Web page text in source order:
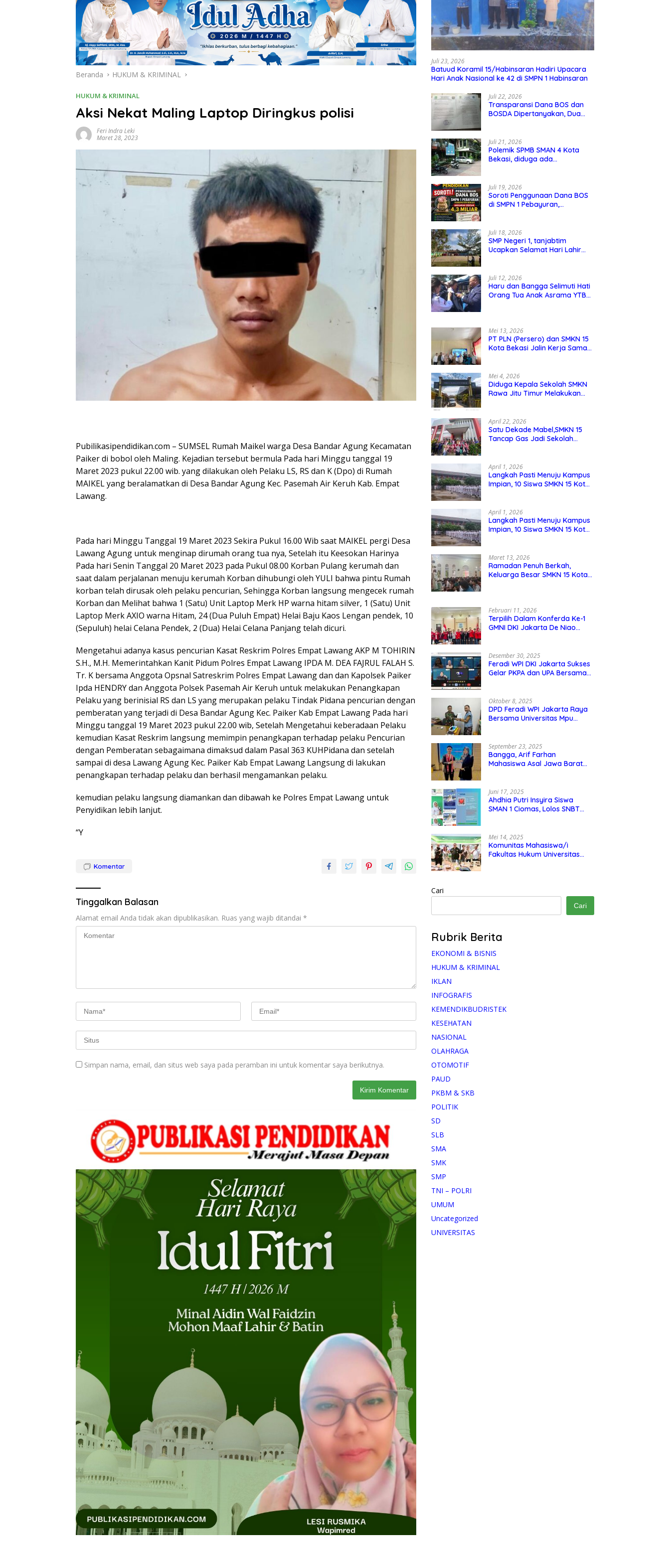
Beranda HUKUM & KRIMINAL
HUKUM & KRIMINAL
Aksi Nekat Maling Laptop Diringkus polisi
Feri Indra Leki
Maret 28, 2023
Pubilikasipendidikan.com – SUMSEL Rumah Maikel warga Desa Bandar Agung Kecamatan
Paiker di bobol oleh Maling. Kejadian tersebut bermula Pada hari Minggu tanggal 19
Maret 2023 pukul 22.00 wib. yang dilakukan oleh Pelaku LS, RS dan K (Dpo) di Rumah
MAIKEL yang beralamatkan di Desa Bandar Agung Kec. Pasemah Air Keruh Kab. Empat
Lawang.
Pada hari Minggu Tanggal 19 Maret 2023 Sekira Pukul 16.00 Wib saat MAIKEL pergi Desa
Lawang Agung untuk menginap dirumah orang tua nya, Setelah itu Keesokan Harinya
Pada hari Senin Tanggal 20 Maret 2023 pada Pukul 08.00 Korban Pulang kerumah dan
saat dalam perjalanan menuju kerumah Korban dihubungi oleh YULI bahwa pintu Rumah
korban telah dirusak oleh pelaku pencurian, Sehingga Korban langsung mengecek rumah
Korban dan Melihat bahwa 1 (Satu) Unit Laptop Merk HP warna hitam silver, 1 (Satu) Unit
Laptop Merk AXIO warna Hitam, 24 (Dua Puluh Empat) Helai Baju Kaos Lengan pendek, 10
(Sepuluh) helai Celana Pendek, 2 (Dua) Helai Celana Panjang telah dicuri.
Mengetahui adanya kasus pencurian Kasat Reskrim Polres Empat Lawang AKP M TOHIRIN
S.H., M.H. Memerintahkan Kanit Pidum Polres Empat Lawang IPDA M. DEA FAJRUL FALAH S.
Tr. K bersama Anggota Opsnal Satreskrim Polres Empat Lawang dan dan Kapolsek Paiker
Ipda HENDRY dan Anggota Polsek Pasemah Air Keruh untuk melakukan Penangkapan
Pelaku yang berinisial RS dan LS yang merupakan pelaku Tindak Pidana pencurian dengan
pemberatan yang terjadi di Desa Bandar Agung Kec. Paiker Kab Empat Lawang Pada hari
Minggu tanggal 19 Maret 2023 pukul 22.00 wib, Setelah Mengetahui keberadaan Pelaku
kemudian Kasat Reskrim langsung memimpin penangkapan terhadap pelaku Pencurian
dengan Pemberatan sebagaimana dimaksud dalam Pasal 363 KUHPidana dan setelah
sampai di desa Lawang Agung Kec. Paiker Kab Empat Lawang Langsung di lakukan
penangkapan terhadap pelaku dan berhasil mengamankan pelaku.
kemudian pelaku langsung diamankan dan dibawah ke Polres Empat Lawang untuk
Penyidikan lebih lanjut.
“Y
Komentar
Tinggalkan Balasan
Alamat email Anda tidak akan dipublikasikan. Ruas yang wajib ditandai *
Simpan nama, email, dan situs web saya pada peramban ini untuk komentar saya berikutnya.
Juli 23, 2026
Batuud Koramil 15/Habinsaran Hadiri Upacara
Hari Anak Nasional ke 42 di SMPN 1 Habinsaran
Juli 22, 2026
Transparansi Dana BOS dan
BOSDA Dipertanyakan, Dua
Informasi ke PPID Dinas
Pendidikan
Juli 21, 2026
Polemik SPMB SMAN 4 Kota
Bekasi, diduga ada
masyarakat
Juli 19, 2026
Soroti Penggunaan Dana BOS
di SMPN 1 Pebayuran,
Juli 18, 2026
SMP Negeri 1, tanjabtim
Ucapkan Selamat Hari Lahir
Juli 12, 2026
Haru dan Bangga Selimuti Hati
Orang Tua Anak Asrama YTBS
Mei 13, 2026
PT PLN (Persero) dan SMKN 15
Kota Bekasi Jalin Kerja Sama
Mei 4, 2026
Diduga Kepala Sekolah SMKN
Rawa Jitu Timur Melakukan
April 22, 2026
Satu Dekade Mabel,SMKN 15
Tancap Gas Jadi Sekolah
April 1, 2026
Langkah Pasti Menuju Kampus
Impian, 10 Siswa SMKN 15 Kota
April 1, 2026
Langkah Pasti Menuju Kampus
Impian, 10 Siswa SMKN 15 Kota
Maret 13, 2026
Ramadan Penuh Berkah,
Keluarga Besar SMKN 15 Kota
Februari 11, 2026
Terpilih Dalam Konferda Ke-1
GMNI DKI Jakarta De Niao
Desember 30, 2025
Feradi WPI DKI Jakarta Sukses
Gelar PKPA dan UPA Bersama
Oktober 8, 2025
DPD Feradi WPI Jakarta Raya
Bersama Universitas Mpu
September 23, 2025
Bangga, Arif Farhan
Mahasiswa Asal Jawa Barat
Malaysia, dan Thailand
Juni 17, 2025
Ahdhia Putri Insyira Siswa
SMAN 1 Ciomas, Lolos SNBT
Mei 14, 2025
Komunitas Mahasiswa/i
Fakultas Hukum Universitas
Cari
Cari
Rubrik Berita
EKONOMI & BISNIS
HUKUM & KRIMINAL
IKLAN
INFOGRAFIS
KEMENDIKBUDRISTEK
KESEHATAN
NASIONAL
OLAHRAGA
OTOMOTIF
PAUD
PKBM & SKB
POLITIK
SD
SLB
SMA
SMK
SMP
TNI – POLRI
UMUM
Uncategorized
UNIVERSITAS